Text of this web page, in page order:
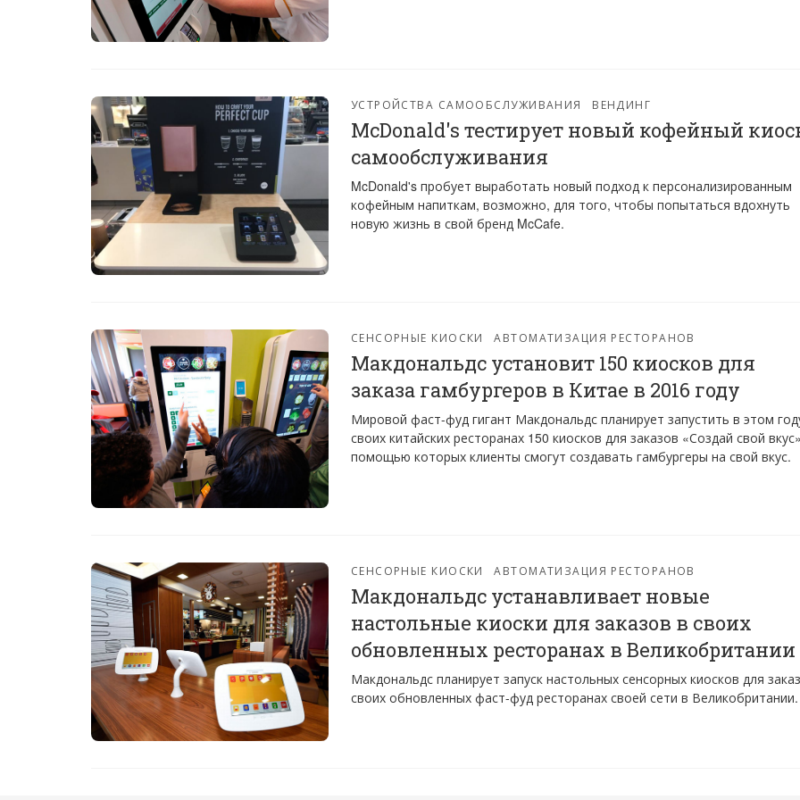
УСТРОЙСТВА САМООБСЛУЖИВАНИЯ ВЕНДИНГ
McDonald's тестирует новый кофейный
самообслуживания
McDonald's пробует выработать новый подход к персонализированным
кофейным напиткам, возможно, для того, чтобы попытаться вдохнуть
новую жизнь в свой бренд McCafe.
СЕНСОРНЫЕ КИОСКИ АВТОМАТИЗАЦИЯ РЕСТОРАНОВ
Макдональдс установит 150 киосков для
заказа гамбургеров в Китае в 2016 году
Мировой фаст-фуд гигант Макдональдс планирует запустить в этом
своих китайских ресторанах 150 киосков для заказов «Создай свой
помощью которых клиенты смогут создавать гамбургеры на свой вкус.
СЕНСОРНЫЕ КИОСКИ АВТОМАТИЗАЦИЯ РЕСТОРАНОВ
Макдональдс устанавливает новые
настольные киоски для заказов в своих
обновленных ресторанах в Великобритании
Макдональдс планирует запуск настольных сенсорных киосков для
своих обновленных фаст-фуд ресторанах своей сети в Великобритании.